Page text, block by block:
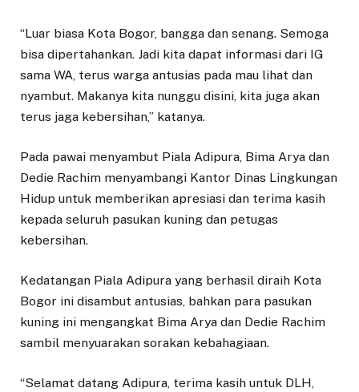
“Luar biasa Kota Bogor, bangga dan senang. Semoga
bisa dipertahankan. Jadi kita dapat informasi dari IG
sama WA, terus warga antusias pada mau lihat dan
nyambut. Makanya kita nunggu disini, kita juga akan
terus jaga kebersihan,” katanya.
Pada pawai menyambut Piala Adipura, Bima Arya dan
Dedie Rachim menyambangi Kantor Dinas Lingkungan
Hidup untuk memberikan apresiasi dan terima kasih
kepada seluruh pasukan kuning dan petugas
kebersihan.
Kedatangan Piala Adipura yang berhasil diraih Kota
Bogor ini disambut antusias, bahkan para pasukan
kuning ini mengangkat Bima Arya dan Dedie Rachim
sambil menyuarakan sorakan kebahagiaan.
“Selamat datang Adipura, terima kasih untuk DLH,